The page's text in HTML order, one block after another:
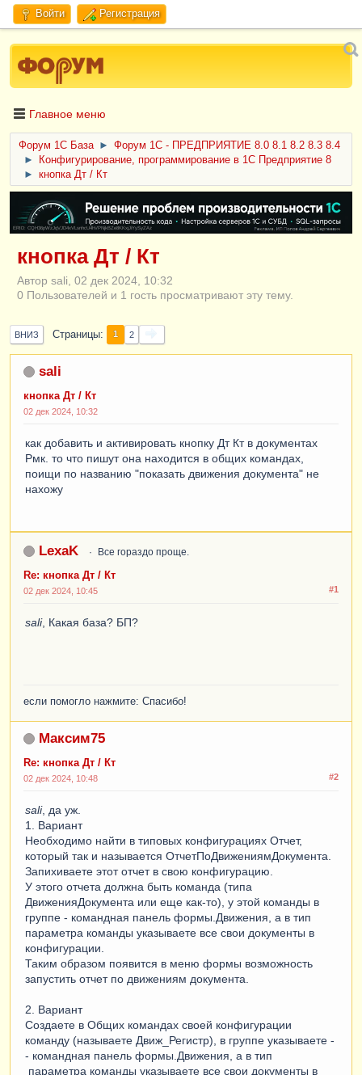
Войти Регистрация
Главное меню
Форум 1C База ►
Форум 1С - ПРЕДПРИЯТИЕ 8.0 8.1 8.2 8.3 8.4
►
Конфигурирование, программирование в 1С Предприятие 8
►
кнопка Дт / Кт
ERID: CQH36pWzJqVJD4xVLsnhcU4hVPNjkBZe8KKxjJiYySyZAz
кнопка Дт / Кт
Автор sali, 02 дек 2024, 10:32
0 Пользователей и 1 гость просматривают эту тему.
ВНИЗ Страницы 1 2
sali
кнопка Дт / Кт
02 дек 2024, 10:32
как добавить и активировать кнопку Дт Кт в документах
Рмк. то что пишут она находится в общих командах,
поищи по названию "показать движения документа" не
нахожу
LexaK Все гораздо проще.
Re: кнопка Дт / Кт
#1
02 дек 2024, 10:45
sali, Какая база? БП?
если помогло нажмите: Спасибо!
Максим75
Re: кнопка Дт / Кт
#2
02 дек 2024, 10:48
sali, да уж.
1. Вариант
Необходимо найти в типовых конфигурациях Отчет,
который так и называется ОтчетПоДвижениямДокумента.
Запихиваете этот отчет в свою конфигурацию.
У этого отчета должна быть команда (типа
ДвиженияДокумента или еще как-то), у этой команды в
группе - командная панель формы.Движения, а в тип
параметра команды указываете все свои документы в
конфигурации.
Таким образом появится в меню формы возможность
запустить отчет по движениям документа.
2. Вариант
Создаете в Общих командах своей конфигурации
команду (называете Движ_Регистр), в группе указываете -
- командная панель формы.Движения, а в тип
параметра команды указываете все свои документы в